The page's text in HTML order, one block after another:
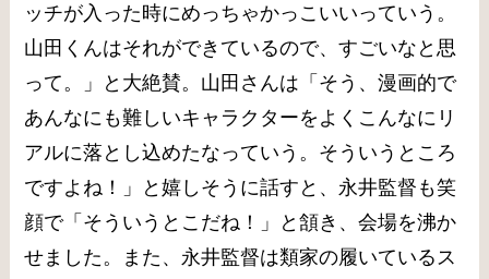
ッチが入った時にめっちゃかっこいいっていう。
山田くんはそれができているので、すごいなと思
って。」と大絶賛。山田さんは「そう、漫画的で
あんなにも難しいキャラクターをよくこんなにリ
アルに落とし込めたなっていう。そういうところ
ですよね！」と嬉しそうに話すと、永井監督も笑
顔で「そういうとこだね！」と頷き、会場を沸か
せました。また、永井監督は類家の履いているス